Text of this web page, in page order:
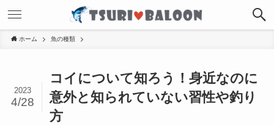
ホーム 魚の種類
コイについて知ろう！身近なのに
意外と知られていない習性や釣り
方
2023
4/28